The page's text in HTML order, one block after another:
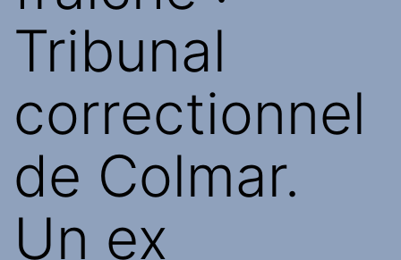
Tribunal
correctionnel
de Colmar.
Un ex